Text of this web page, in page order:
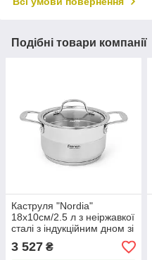
Подібні товари компанії
Каструля "Nordia"
18х10см/2.5 л з неіржавкої
сталі з індукційним дном зі
скляною кришкою Fissman
3 527 ₴